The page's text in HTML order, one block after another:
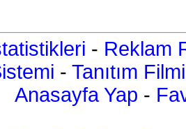
- Reklam
- Tanıtım Filmi
Anasayfa Yap -